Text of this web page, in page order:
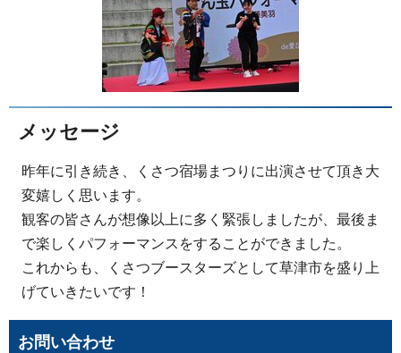
メッセージ
昨年に引き続き、くさつ宿場まつりに出演させて頂き大
変嬉しく思います。
観客の皆さんが想像以上に多く緊張しましたが、最後ま
で楽しくパフォーマンスをすることができました。
これからも、くさつブースターズとして草津市を盛り上
げていきたいです！
お問い合わせ